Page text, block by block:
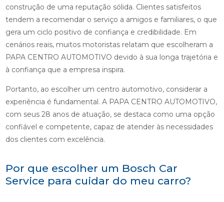
construção de uma reputação sólida. Clientes satisfeitos
tendem a recomendar o serviço a amigos e familiares, o que
gera um ciclo positivo de confiança e credibilidade. Em
cenários reais, muitos motoristas relatam que escolheram a
PAPA CENTRO AUTOMOTIVO devido à sua longa trajetória e
à confiança que a empresa inspira.
Portanto, ao escolher um centro automotivo, considerar a
experiência é fundamental. A PAPA CENTRO AUTOMOTIVO,
com seus 28 anos de atuação, se destaca como uma opção
confiável e competente, capaz de atender às necessidades
dos clientes com excelência.
Por que escolher um Bosch Car
Service para cuidar do meu carro?